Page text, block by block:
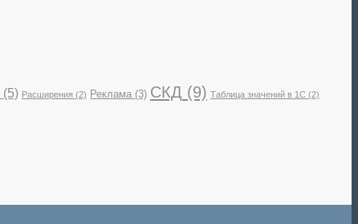
(5) Расширения (2) Реклама (3) СКД (9) Таблица значений в 1С (2)